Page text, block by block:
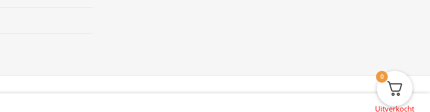
Uitverkocht
0